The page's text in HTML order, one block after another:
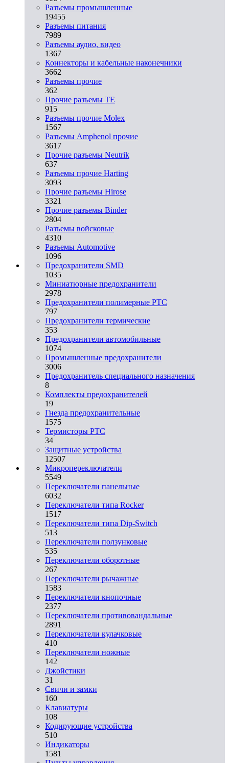
Разъeмы промышленные
19455
Разъeмы питания
7989
Разъeмы аудио, видео
1367
Коннекторы и кабельные наконечники
3662
Разъeмы прочие
362
Прочие разъемы TE
915
Разъемы прочие Molex
1567
Разъемы Amphenol прочие
3617
Прочие разъемы Neutrik
637
Разъемы прочие Harting
3093
Прочие разъемы Hirose
3321
Прочие разъемы Binder
2804
Разъемы войсковые
4310
Разъeмы Automotive
1096
Предохранители SMD
1035
Миниатюрные предохранители
2978
Предохранители полимерные PTC
797
Предохранители термические
353
Предохранители автомобильные
1074
Промышленные предохранители
3006
Предохранитель специального назначения
8
Комплекты предохранителей
19
Гнезда предохранительные
1575
Термисторы PTC
34
Защитные устройства
12507
Микропереключатели
5549
Переключатели панельные
6032
Переключатели типа Rocker
1517
Переключатели типа Dip-Switch
513
Переключатели ползунковые
535
Переключатели оборотные
267
Переключатели рычажные
1583
Переключатели кнопочные
2377
Переключатели противовандальные
2891
Переключатели кулачковые
410
Переключатели ножные
142
Джойстики
31
Свичи и замки
160
Клавиатуры
108
Кодирующие устройства
510
Индикаторы
1581